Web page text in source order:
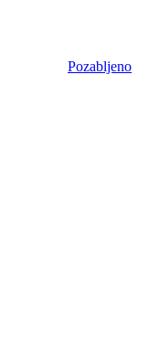
Pozabljeno